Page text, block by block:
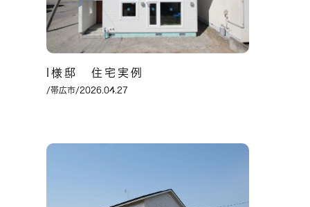
I様邸 住宅実例
/帯広市/2026.04.27